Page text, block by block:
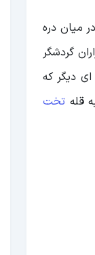
رسیم، وسعت این شهر 1509 کیلومتر مربع در میان دره
گردشگر
دیگر که
قله تخت